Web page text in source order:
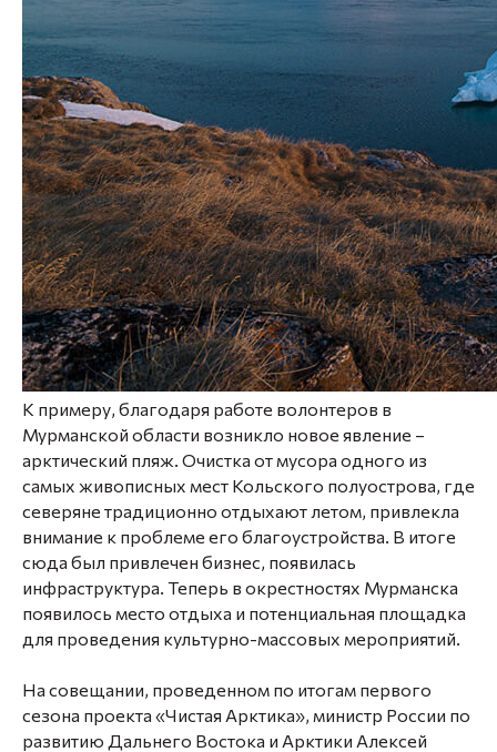
К примеру, благодаря работе волонтеров в
Мурманской области возникло новое явление –
арктический пляж. Очистка от мусора одного из
самых живописных мест Кольского полуострова, где
северяне традиционно отдыхают летом, привлекла
внимание к проблеме его благоустройства. В итоге
сюда был привлечен бизнес, появилась
инфраструктура. Теперь в окрестностях Мурманска
появилось место отдыха и потенциальная площадка
для проведения культурно-массовых мероприятий.
На совещании, проведенном по итогам первого
сезона проекта «Чистая Арктика», министр России по
развитию Дальнего Востока и Арктики Алексей